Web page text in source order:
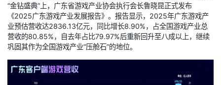
“金钻盛典”上，广东省游戏产业协会执行会长鲁晓昆正式发布
《2025广东游戏产业发展报告》。报告显示，2025年广东游戏产
业预估营收达2836.13亿元，同比增长8.90%，占全国游戏产业总
营收的80.85%，自去年占比79.97%后重新回升至八成以上，继续
巩固其作为全国游戏产业“压舱石”的地位。